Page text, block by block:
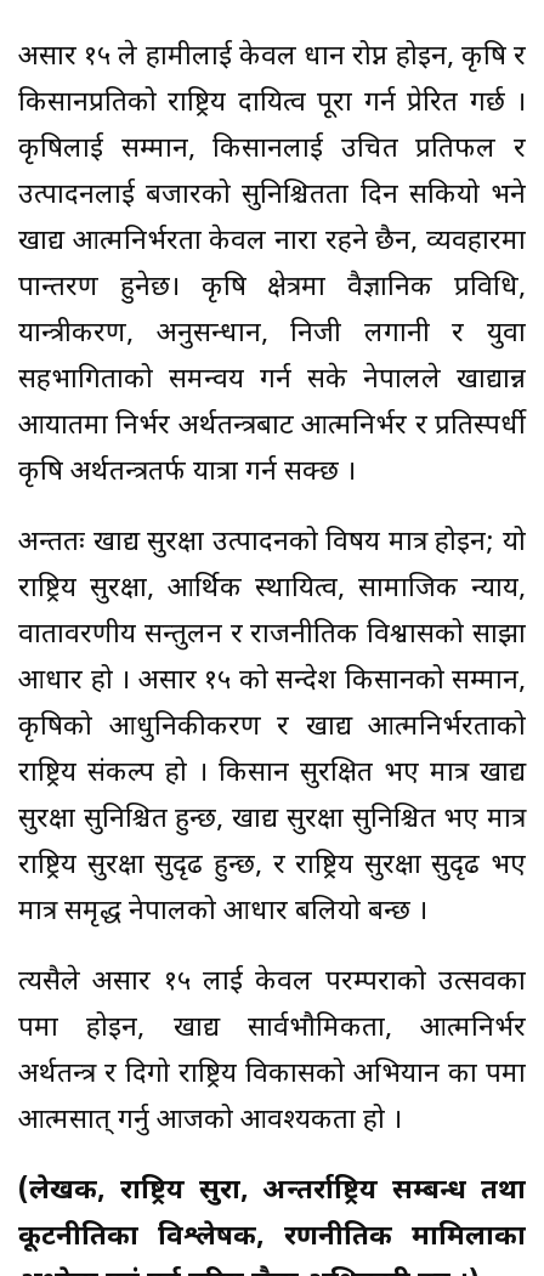
असार १५ ले हामीलाई केवल धान रोप्न होइन, कृषि र
किसानप्रतिको राष्ट्रिय दायित्व पूरा गर्न प्रेरित गर्छ ।
कृषिलाई सम्मान, किसानलाई उचित प्रतिफल र
उत्पादनलाई बजारको सुनिश्चितता दिन सकियो भने
खाद्य आत्मनिर्भरता केवल नारा रहने छैन, व्यवहारमा
रूपान्तरण हुनेछ। कृषि क्षेत्रमा वैज्ञानिक प्रविधि,
यान्त्रीकरण, अनुसन्धान, निजी लगानी र युवा
सहभागिताको समन्वय गर्न सके नेपालले खाद्यान्न
आयातमा निर्भर अर्थतन्त्रबाट आत्मनिर्भर र प्रतिस्पर्धी
कृषि अर्थतन्त्रतर्फ यात्रा गर्न सक्छ ।
अन्ततः खाद्य सुरक्षा उत्पादनको विषय मात्र होइन; यो
राष्ट्रिय सुरक्षा, आर्थिक स्थायित्व, सामाजिक न्याय,
वातावरणीय सन्तुलन र राजनीतिक विश्वासको साझा
आधार हो । असार १५ को सन्देश किसानको सम्मान,
कृषिको आधुनिकीकरण र खाद्य आत्मनिर्भरताको
राष्ट्रिय संकल्प हो । किसान सुरक्षित भए मात्र खाद्य
सुरक्षा सुनिश्चित हुन्छ, खाद्य सुरक्षा सुनिश्चित भए मात्र
राष्ट्रिय सुरक्षा सुदृढ हुन्छ, र राष्ट्रिय सुरक्षा सुदृढ भए
मात्र समृद्ध नेपालको आधार बलियो बन्छ ।
त्यसैले असार १५ लाई केवल परम्पराको उत्सवका
रूपमा होइन, खाद्य सार्वभौमिकता, आत्मनिर्भर
अर्थतन्त्र र दिगो राष्ट्रिय विकासको अभियान का रूपमा
आत्मसात् गर्नु आजको आवश्यकता हो ।
(लेखक, राष्ट्रिय सुरक्षा, अन्तर्राष्ट्रिय सम्बन्ध तथा
कूटनीतिका विश्लेषक, रणनीतिक मामिलाका